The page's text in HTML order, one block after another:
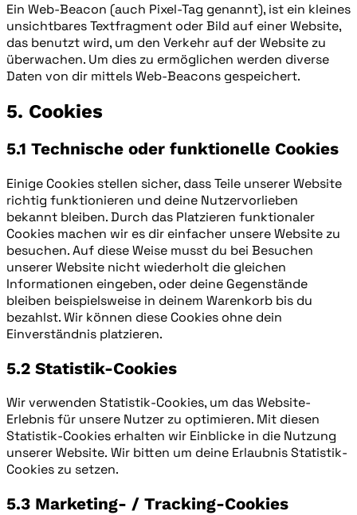
Ein Web-Beacon (auch Pixel-Tag genannt), ist ein kleines
unsichtbares Textfragment oder Bild auf einer Website,
das benutzt wird, um den Verkehr auf der Website zu
überwachen. Um dies zu ermöglichen werden diverse
Daten von dir mittels Web-Beacons gespeichert.
5. Cookies
5.1 Technische oder funktionelle Cookies
Einige Cookies stellen sicher, dass Teile unserer Website
richtig funktionieren und deine Nutzervorlieben
bekannt bleiben. Durch das Platzieren funktionaler
Cookies machen wir es dir einfacher unsere Website zu
besuchen. Auf diese Weise musst du bei Besuchen
unserer Website nicht wiederholt die gleichen
Informationen eingeben, oder deine Gegenstände
bleiben beispielsweise in deinem Warenkorb bis du
bezahlst. Wir können diese Cookies ohne dein
Einverständnis platzieren.
5.2 Statistik-Cookies
Wir verwenden Statistik-Cookies, um das Website-
Erlebnis für unsere Nutzer zu optimieren. Mit diesen
Statistik-Cookies erhalten wir Einblicke in die Nutzung
unserer Website. Wir bitten um deine Erlaubnis Statistik-
Cookies zu setzen.
5.3 Marketing- / Tracking-Cookies